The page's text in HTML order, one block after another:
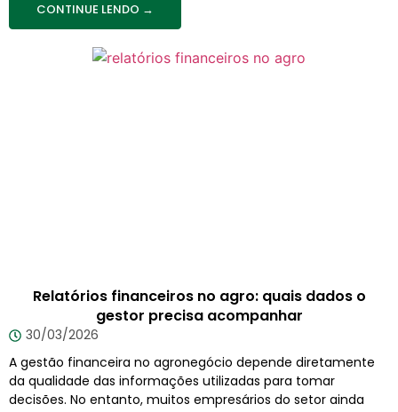
CONTINUE LENDO →
Relatórios financeiros no agro: quais dados o
gestor precisa acompanhar
30/03/2026
A gestão financeira no agronegócio depende diretamente
da qualidade das informações utilizadas para tomar
decisões. No entanto, muitos empresários do setor ainda